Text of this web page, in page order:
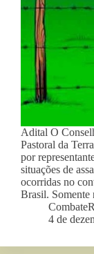
Adital O
Pastoral da
por
situações de
ocorridas no
Brasil.
4 de